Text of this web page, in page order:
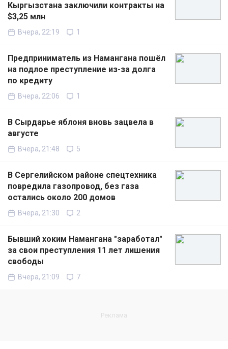
Кыргызстана заключили контракты на
$3,25 млн
Вчера, 22:19 1
Предприниматель из Намангана пошёл
на подлое преступление из-за долга
по кредиту
Вчера, 22:06 1
В Сырдарье яблоня вновь зацвела в
августе
Вчера, 21:48 5
В Сергелийском районе спецтехника
повредила газопровод, без газа
остались около 200 домов
Вчера, 21:30 2
Бывший хоким Намангана "заработал"
за свои преступления 11 лет лишения
свободы
Вчера, 21:09 7